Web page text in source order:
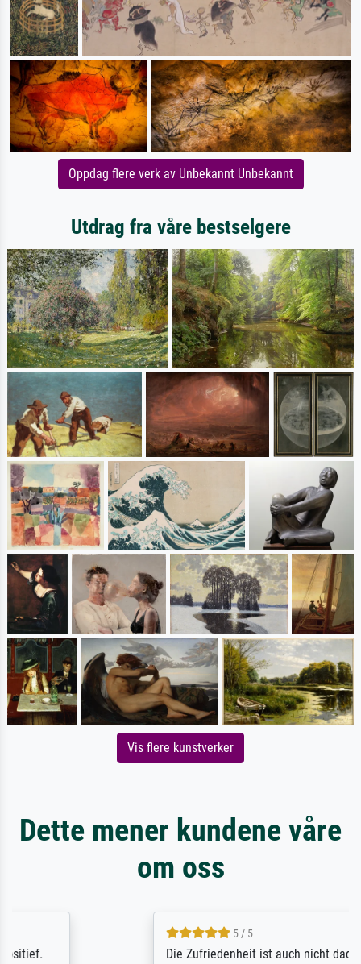
Oppdag flere verk av Unbekannt Unbekannt
Utdrag fra våre bestselgere
Vis flere kunstverker
Dette mener kundene våre
om oss
Die Zufriedenheit ist auch nicht dadurch